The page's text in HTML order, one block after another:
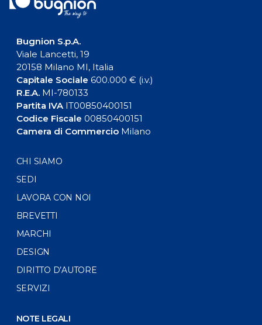
Bugnion S.p.A.
Viale Lancetti, 19
20158 Milano MI, Italia
Capitale Sociale 600.000 € (i.v.)
R.E.A.MI-780133
Partita IVAIT00850400151
Codice Fiscale 00850400151
Camera di CommercioMilano
CHI SIAMO
SEDI
LAVORA CON NOI
BREVETTI
MARCHI
DESIGN
DIRITTO D’AUTORE
SERVIZI
NOTE LEGALI